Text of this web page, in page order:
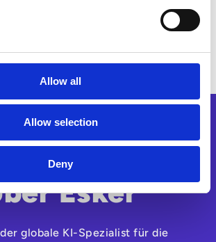
Allow all
Allow selection
Deny
das ohne Prozessverzögerungen
Komplexität umsetzen lässt
Esker
globale KI-Spezialist für die